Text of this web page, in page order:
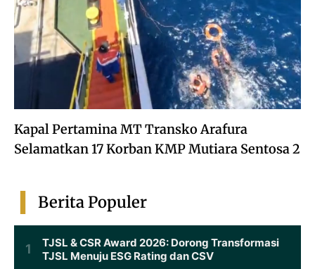
Kapal Pertamina MT Transko Arafura
Selamatkan 17 Korban KMP Mutiara Sentosa 2
Berita Populer